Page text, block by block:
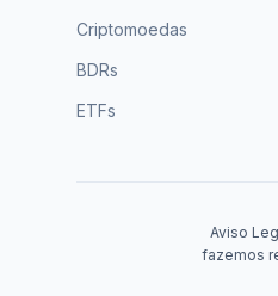
Criptomoedas
BDRs
ETFs
Aviso
fazemos